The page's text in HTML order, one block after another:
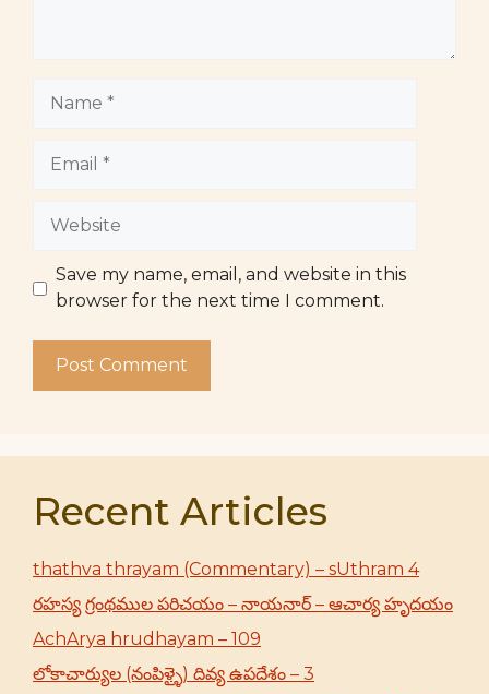
Website
Save my name, email, and website in this
browser for the next time I comment.
Recent Articles
thathva thrayam (Commentary) – sUthram 4
రహస్య గ్రంథముల పరిచయం – నాయనార్ – ఆచార్య హృదయం
AchArya hrudhayam – 109
లోకాచార్యుల (నంపిళ్ళై) దివ్య ఉపదేశం – 3